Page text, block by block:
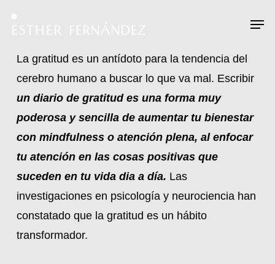
content
La gratitud es un antídoto para la tendencia del
cerebro humano a buscar lo que va mal. Escribir
un diario de gratitud es una forma muy
poderosa y sencilla de aumentar tu bienestar
con mindfulness o atención plena, al enfocar
tu atención en las cosas positivas que
suceden en tu vida dia a día. Las
investigaciones en psicología y neurociencia han
constatado que la gratitud es un hábito
transformador.